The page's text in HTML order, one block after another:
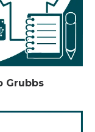
Grubbs